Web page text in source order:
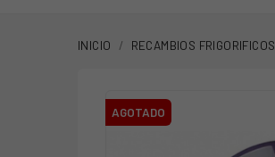
INICIO RECAMBIOS FRIGORIFICOS
AGOTADO